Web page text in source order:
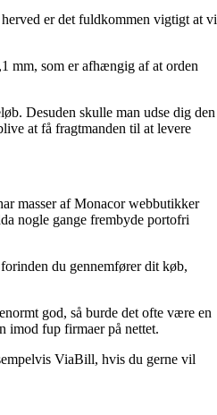
er det fuldkommen vigtigt at vi
mm, som er afhængig af at orden
Desuden skulle man udse dig den
at få fragtmanden til at levere
masser af Monacor webbutikker
nogle gange frembyde portofri
du gennemfører dit køb,
god, så burde det ofte være en
imod fup firmaer på nettet.
ViaBill, hvis du gerne vil